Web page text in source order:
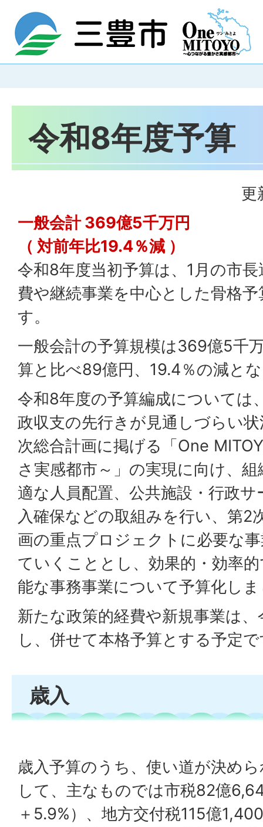
令和8年度予算
更
一般会計 369億5千万円
（ 対前年比19.4％減 ）
令和8年度当初予算は、1月の市
費や継続事業を中心とした骨格
す。
一般会計の予算規模は369億5千
算と比べ89億円、19.4％の減と
令和8年度の予算編成については
政収支の先行きが見通しづらい
次総合計画に掲げる「One
さ実感都市～」の実現に向け、
適な人員配置、公共施設・行政
入確保などの取組みを行い、第2
画の重点プロジェクトに必要な
ていくこととし、効果的・効率
能な事務事業について予算化し
新たな政策的経費や新規事業は
し、併せて本格予算とする予定
歳入
歳入予算のうち、使い道が決め
して、主なものでは市税82億
＋5.9%）、地方交付税115億